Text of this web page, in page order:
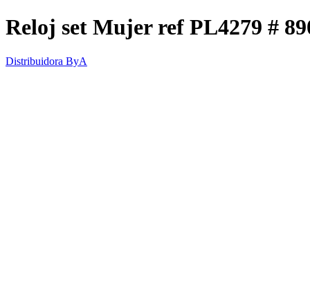
Reloj set Mujer ref PL4279 #
Distribuidora ByA